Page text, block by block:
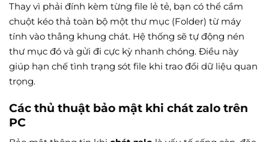
Thay vì phải đính kèm từng file lẻ tẻ, bạn có thể cầm
chuột kéo thả toàn bộ một thư mục (Folder) từ máy
tính vào thẳng khung chát. Hệ thống sẽ tự động nén
thư mục đó và gửi đi cực kỳ nhanh chóng. Điều này
giúp hạn chế tình trạng sót file khi trao đổi dữ liệu quan
trọng.
Các thủ thuật bảo mật khi chát zalo trên
PC